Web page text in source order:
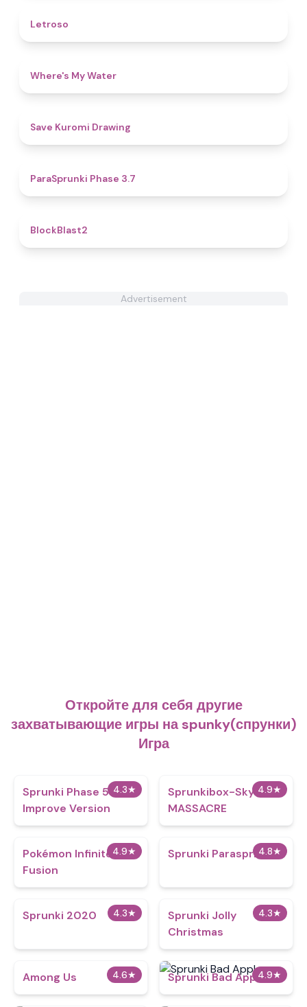
Letroso
Where's My Water
Save Kuromi Drawing
ParaSprunki Phase 3.7
BlockBlast2
Advertisement
Откройте для себя другие
захватывающие игры на spunky(спрунки)
Игра
4.3★
Sprunki Phase 5
Improve Version
4.9★
Sprunkibox-Sky’s
MASSACRE
4.9★
Pokémon Infinite
Fusion
4.8★
Sprunki Parasprinkle
4.3★
Sprunki 2020 4.3★
Sprunki Jolly
Christmas
4.6★
Among Us 4.9★
Sprunki Bad Apple